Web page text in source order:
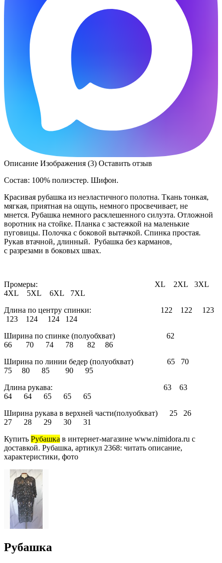
Описание Изображения (3) Оставить отзыв
Состав: 100% полиэстер. Шифон.
Красивая рубашка из неэластичного полотна. Ткань тонкая,
мягкая, приятная на ощупь, немного просвечивает, не
мнется. Рубашка немного расклешенного силуэта. Отложной
воротник на стойке. Планка с застежкой на маленькие
пуговицы. Полочка с боковой вытачкой. Спинка простая.
Рукав втачной, длинный. Рубашка без карманов,
с разрезами в боковых швах.
Промеры: XL 2XL 3XL
4XL 5XL 6XL 7XL
Длина по центру спинки: 122 122 123
123 124 124 124
Ширина по спинке (полуобхват) 62
66 70 74 78 82 86
Ширина по линии бедер (полуобхват) 65 70
75 80 85 90 95
Длина рукава: 63 63
64 64 65 65 65
Ширина рукава в верхней части(полуобхват) 25 26
27 28 29 30 31
Купить Рубашка в интернет-магазине www.nimidora.ru с
доставкой. Рубашка, артикул 2368: читать описание,
характеристики, фото
Рубашка